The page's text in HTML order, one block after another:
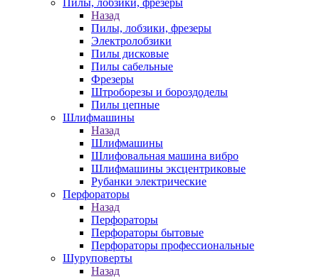
Пилы, лобзики, фрезеры
Назад
Пилы, лобзики, фрезеры
Электролобзики
Пилы дисковые
Пилы сабельные
Фрезеры
Штроборезы и бороздоделы
Пилы цепные
Шлифмашины
Назад
Шлифмашины
Шлифовальная машина вибро
Шлифмашины эксцентриковые
Рубанки электрические
Перфораторы
Назад
Перфораторы
Перфораторы бытовые
Перфораторы профессиональные
Шуруповерты
Назад